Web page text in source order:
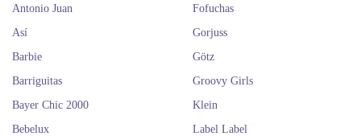
Antonio Juan
Así
Barbie
Barriguitas
Bayer Chic 2000
Bebelux
Fofuchas
Gorjuss
Götz
Groovy Girls
Klein
Label Label